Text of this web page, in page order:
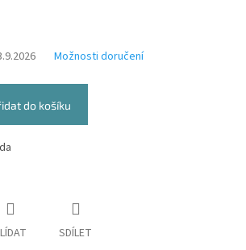
Možnosti doručení
do košíku
SDÍLET